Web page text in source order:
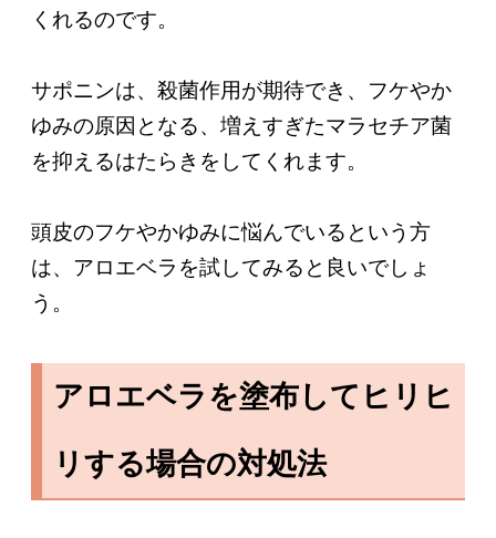
くれるのです。
サポニンは、殺菌作用が期待でき、フケやか
ゆみの原因となる、増えすぎたマラセチア菌
を抑えるはたらきをしてくれます。
頭皮のフケやかゆみに悩んでいるという方
は、アロエベラを試してみると良いでしょ
う。
アロエベラを塗布してヒリヒ
リする場合の対処法